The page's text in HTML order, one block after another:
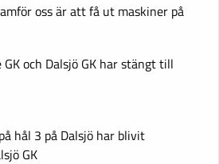
oss är att få ut maskiner på
och Dalsjö GK har stängt till
hål 3 på Dalsjö har blivit
GK